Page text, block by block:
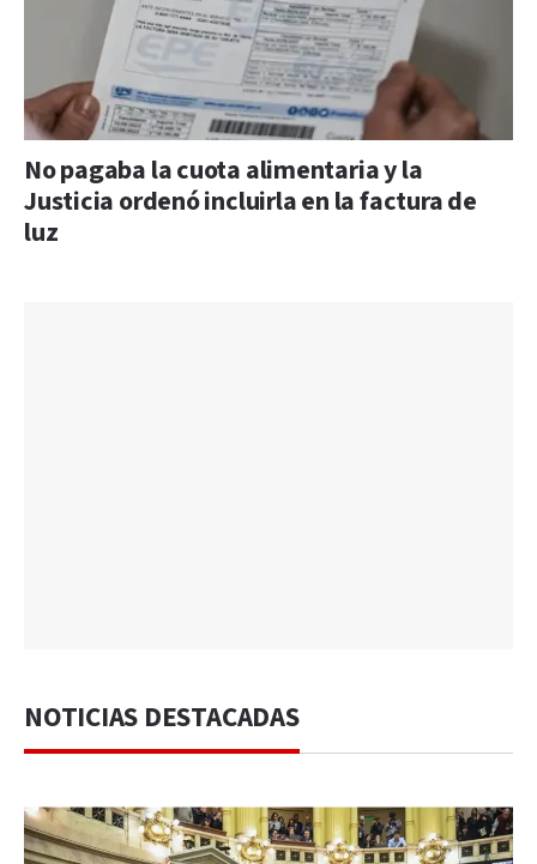
No pagaba la cuota alimentaria y la
Justicia ordenó incluirla en la factura de
luz
NOTICIAS DESTACADAS